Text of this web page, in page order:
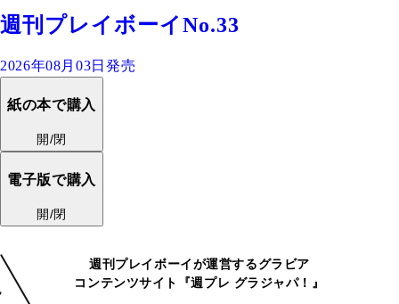
週刊プレイボーイNo.33
2026年08月03日発売
紙の本で購入
開/閉
電子版で購入
開/閉
週刊プレイボーイが運営するグラビア
コンテンツサイト『週プレ グラジャパ！』